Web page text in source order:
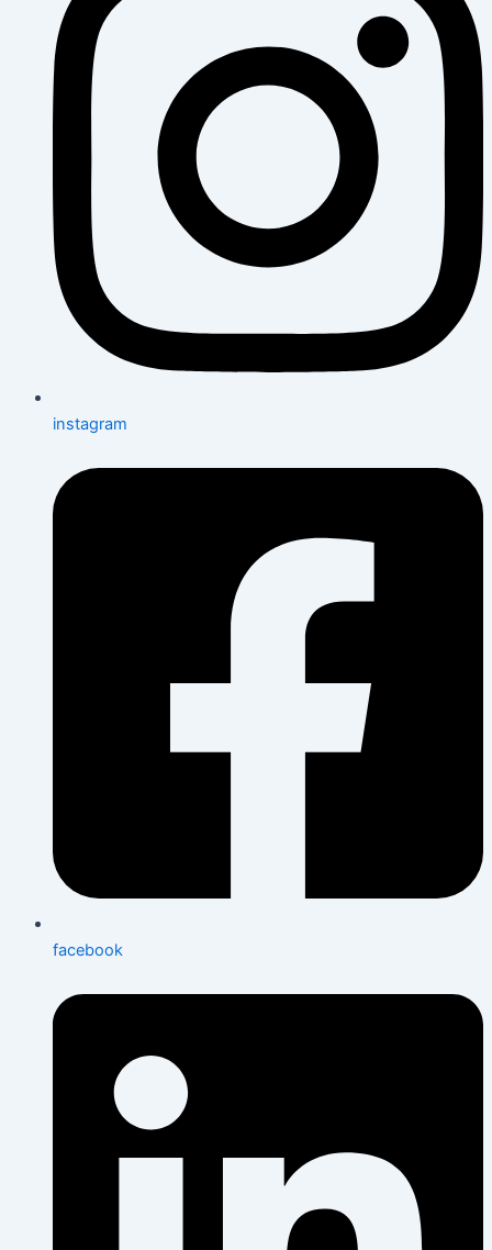
instagram
facebook